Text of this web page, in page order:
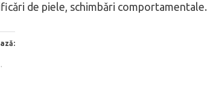
de piele, schimbǎri comportamentale.